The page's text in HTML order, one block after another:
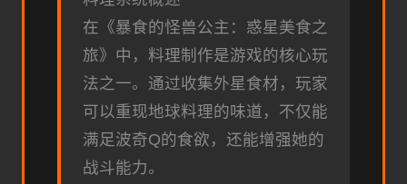
在《暴食的怪兽公主：惑星美食之
旅》中，料理制作是游戏的核心玩
法之一。通过收集外星食材，玩家
可以重现地球料理的味道，不仅能
满足波奇Q的食欲，还能增强她的
战斗能力。